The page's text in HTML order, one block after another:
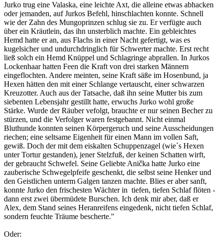
Jurko trug eine Valaska, eine leichte Axt, die alleine etwas abhacken
oder jemanden, auf Jurkos Befehl, hinschlachten konnte. Schnell
wie der Zahn des Mungoprinzen schlug sie zu. Er verfügte auch
über ein Kräutlein, das ihn unsterblich machte. Ein gebleichtes
Hemd hatte er an, aus Flachs in einer Nacht gefertigt, was es
kugelsicher und undurchdringlich für Schwerter machte. Erst recht
ließ solch ein Hemd Knüppel und Schlagringe abprallen. In Jurkos
Lockenhaar hatten Feen die Kraft von drei starken Männern
eingeflochten. Andere meinten, seine Kraft säße im Hosenbund, ja
Hexen hätten den mit einer Schlange vertauscht, einer schwarzen
Kreuzotter. Auch aus der Tatsache, daß ihn seine Mutter bis zum
siebenten Lebensjahr gestillt hatte, erwuchs Jurko wohl große
Stärke. Wurde der Räuber vefolgt, brauchte er nur seinen Becher zu
stürzen, und die Verfolger waren festgebannt. Nicht einmal
Bluthunde konnten seinen Körpergeruch und seine Ausscheidungen
riechen; eine seltsame Eigenheit für einen Mann im vollen Saft,
gewiß. Doch der mit dem eiskalten Schuppenzagel (wie´s Hexen
unter Tortur gestanden), jener Stelzfuß, der keinen Schatten wirft,
der gebraucht Schwefel. Seine Geliebte Anička hatte Jurko eine
zauberische Schwegelpfeife geschenkt, die selbst seine Henker und
den Geistlichen unterm Galgen tanzen machte. Blies er aber sanft,
konnte Jurko den frischesten Wächter in tiefen, tiefen Schlaf flöten -
dann erst zwei übermüdete Burschen. Ich denk mir aber, daß er
Alex, dem Stand seines Heranreifens eingedenk, nicht tiefen Schlaf,
sondern feuchte Träume bescherte."
Oder: